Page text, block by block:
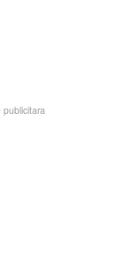
publicitara